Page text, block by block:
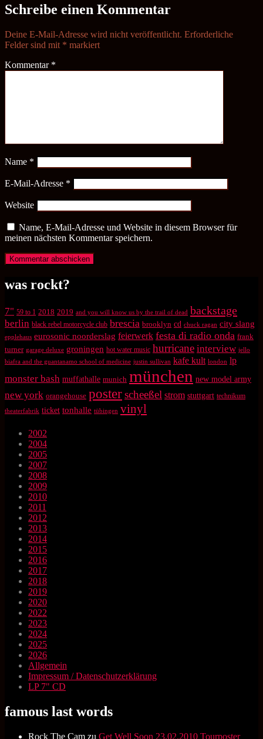
Schreibe einen Kommentar
Deine E-Mail-Adresse wird nicht veröffentlicht. Erforderliche
Felder sind mit * markiert
Kommentar *
Name *
E-Mail-Adresse *
Website
Name, E-Mail-Adresse und Website in diesem Browser für
meinen nächsten Kommentar speichern.
was rockt?
7" 59 to 1 2018 2019 and you will know us by the trail of dead backstage
berlin black rebel motorcycle club brescia brooklyn cd chuck ragan city slang
epplehaus eurosonic noorderslag feierwerk festa di radio onda frank
turner garage deluxe groningen hot water music hurricane interview jello
biafra and the guantanamo school of medicine justin sullivan kafe kult london lp
monster bash muffathalle munich münchen new model army
new york orangehouse posterscheeßel strom stuttgart technikum
theaterfabrik ticket tonhalle tübingen vinyl
2002
2004
2005
2007
2008
2009
2010
2011
2012
2013
2014
2015
2016
2017
2018
2019
2020
2022
2023
2024
2025
2026
Allgemein
Impressum / Datenschutzerklärung
LP 7" CD
famous last words
Rock The Cam zu Get Well Soon 23.02.2010 Tourposter